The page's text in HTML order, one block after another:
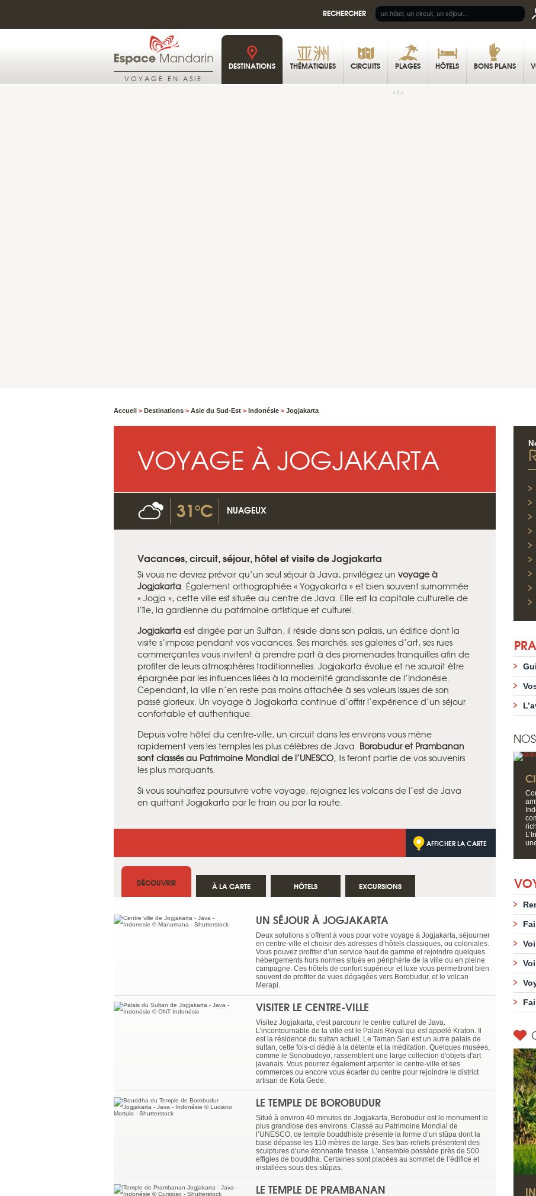
RECHERCHER
VOYAGE EN ASIE
DESTINATIONS THÉMATIQUES CIRCUITS PLAGES HÔTELS BONS PLANS
Accueil > Destinations > Asie du Sud-Est > Indonésie > Jogjakarta
VOYAGE À JOGJAKARTA
31°C NUAGEUX
Vacances, circuit, séjour, hôtel et visite de Jogjakarta
Si vous ne deviez prévoir qu’un seul séjour à Java, privilégiez un voyage à
Jogjakarta. Également orthographiée « Yogyakarta » et bien souvent surnommée
« Jogja », cette ville est située au centre de Java. Elle est la capitale culturelle de
l’île, la gardienne du patrimoine artistique et culturel.
Jogjakarta est dirigée par un Sultan, il réside dans son palais, un édifice dont la
visite s’impose pendant vos vacances. Ses marchés, ses galeries d’art, ses rues
commerçantes vous invitent à prendre part à des promenades tranquilles afin de
profiter de leurs atmosphères traditionnelles. Jogjakarta évolue et ne saurait être
épargnée par les influences liées à la modernité grandissante de l’Indonésie.
Cependant, la ville n’en reste pas moins attachée à ses valeurs issues de son
passé glorieux. Un voyage à Jogjakarta continue d’offrir l’expérience d’un séjour
confortable et authentique.
Depuis votre hôtel du centre-ville, un circuit dans les environs vous mène
rapidement vers les temples les plus célèbres de Java. Borobudur et Prambanan
sont classés au Patrimoine Mondial de l’UNESCO, Ils feront partie de vos souvenirs
les plus marquants.
Si vous souhaitez poursuivre votre voyage, rejoignez les volcans de l’est de Java
en quittant Jogjakarta par le train ou par la route.
AFFICHER LA CARTE
DÉCOUVRIR
UN SÉJOUR À JOGJAKARTA
Deux solutions s’offrent à vous pour votre voyage à Jogjakarta, séjourner
en centre-ville et choisir des adresses d’hôtels classiques, ou coloniales.
Vous pouvez profiter d’un service haut de gamme et rejoindre quelques
hébergements hors normes situés en périphérie de la ville ou en pleine
campagne. Ces hôtels de confort supérieur et luxe vous permettront bien
souvent de profiter de vues dégagées vers Borobudur, et le volcan
Merapi.
VISITER LE CENTRE-VILLE
Visitez Jogjakarta, c'est parcourir le centre culturel de Java.
L’incontournable de la ville est le Palais Royal qui est appelé Kraton. Il
est la résidence du sultan actuel. Le Taman Sari est un autre palais de
sultan, cette fois-ci dédié à la détente et la méditation. Quelques musées,
comme le Sonobudoyo, rassemblent une large collection d'objets d'art
javanais. Vous pourrez également arpenter le centre-ville et ses
commerces ou encore vous écarter du centre pour rejoindre le district
artisan de Kota Gede.
LE TEMPLE DE BOROBUDUR
Situé à environ 40 minutes de Jogjakarta, Borobudur est le monument le
plus grandiose des environs. Classé au Patrimoine Mondial de
l’UNESCO, ce temple bouddhiste présente la forme d’un stûpa dont la
base dépasse les 110 mètres de large. Ses bas-reliefs présentent des
sculptures d’une étonnante finesse. L’ensemble possède près de 500
effigies de bouddha. Certaines sont placées au sommet de l’édifice et
installées sous des stûpas.
LE TEMPLE DE PRAMBANAN
À LA CARTE HÔTELS EXCURSIONS